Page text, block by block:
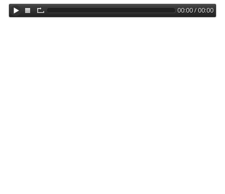
00:00 / 00:00